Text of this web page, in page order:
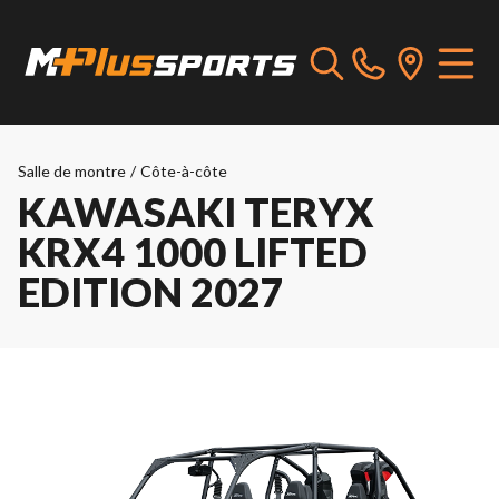
Salle de montre / Côte-à-côte
KAWASAKI TERYX
KRX4 1000 LIFTED
EDITION 2027